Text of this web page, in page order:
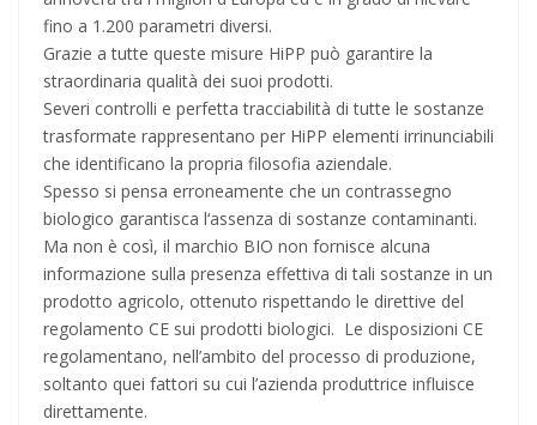
fino a 1.200 parametri diversi.
Grazie a tutte queste misure HiPP può garantire la
straordinaria qualità dei suoi prodotti.
Severi controlli e perfetta tracciabilità di tutte le sostanze
trasformate rappresentano per HiPP elementi irrinunciabili
che identificano la propria filosofia aziendale.
Spesso si pensa erroneamente che un contrassegno
biologico garantisca l‘assenza di sostanze contaminanti.
Ma non è così, il marchio BIO non fornisce alcuna
informazione sulla presenza effettiva di tali sostanze in un
prodotto agricolo, ottenuto rispettando le direttive del
regolamento CE sui prodotti biologici. Le disposizioni CE
regolamentano, nell’ambito del processo di produzione,
soltanto quei fattori su cui l’azienda produttrice influisce
direttamente.